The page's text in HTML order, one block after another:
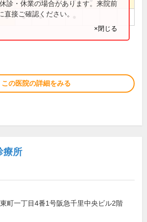
● ● ●
診・休業の場合があります。来院前
直接ご確認ください。
×閉じる
この医院の詳細をみる
療所
町一丁目4番1号阪急千里中央ビル2階